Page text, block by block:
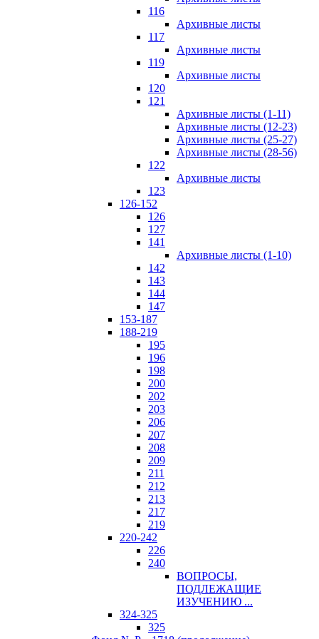
116
Архивные листы
117
Архивные листы
119
Архивные листы
120
121
Архивные листы (1-11)
Архивные листы (12-23)
Архивные листы (25-27)
Архивные листы (28-56)
122
Архивные листы
123
126-152
126
127
141
Архивные листы (1-10)
142
143
144
147
153-187
188-219
195
196
198
200
202
203
206
207
208
209
211
212
213
217
219
220-242
226
240
ВОПРОСЫ,
ПОДЛЕЖАЩИЕ
ИЗУЧЕНИЮ ...
324-325
325